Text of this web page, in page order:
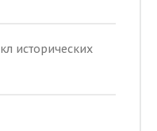
исторических